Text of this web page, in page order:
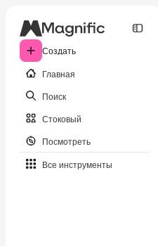
Создать
Главная
Поиск
Стоковый
Посмотреть
Все инструменты